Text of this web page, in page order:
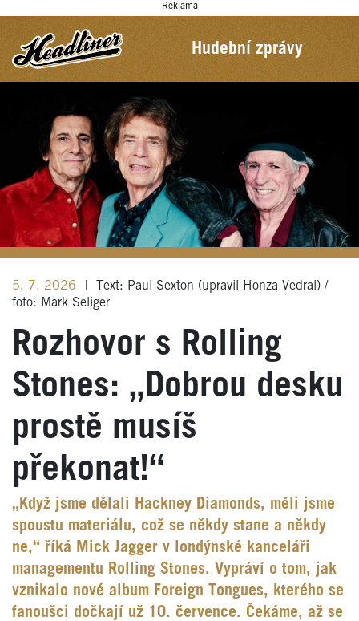
Reklama
Hudební zprávy
5. 7. 2026
Text: Paul Sexton (upravil Honza Vedral) /
foto: Mark Seliger
Rozhovor s Rolling
Stones: „Dobrou desku
prostě musíš
překonat!“
„Když jsme dělali Hackney Diamonds, měli jsme
spoustu materiálu, což se někdy stane a někdy
ne,“ říká Mick Jagger v londýnské kanceláři
managementu Rolling Stones. Vypráví o tom, jak
vznikalo nové album Foreign Tongues, kterého se
fanoušci dočkají už 10. července. Čekáme, až se